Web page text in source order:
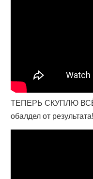
ТЕПЕРЬ СКУПЛЮ
обалдел от результата!